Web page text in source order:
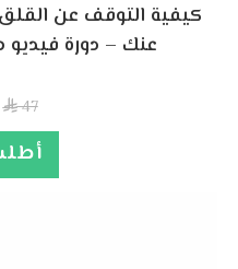
كيفية التوقف عن
عنك – دورة فيديو
47